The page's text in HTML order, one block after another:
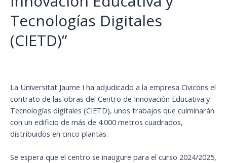
Tecnologías Digitales
(CIETD)”
La Universitat Jaume I ha adjudicado a la empresa Civicons el
contrato de las obras del Centro de Innovación Educativa y
Tecnologías digitales (CIETD), unos trabajos que culminarán
con un edificio de más de 4.000 metros cuadrados,
distribuidos en cinco plantas.
Se espera que el centro se inaugure para el curso 2024/2025,